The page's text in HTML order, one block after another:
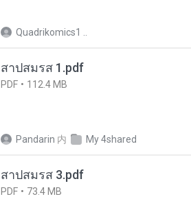
Quadrikomics1 ..
สาปสมรส 1.pdf
PDF 112.4 MB
Pandarin 内 My 4shared
สาปสมรส 3.pdf
PDF 73.4 MB